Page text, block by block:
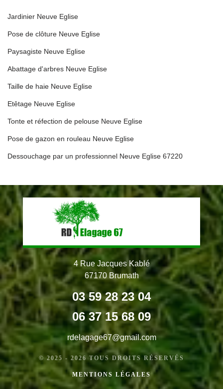
Jardinier Neuve Eglise
Pose de clôture Neuve Eglise
Paysagiste Neuve Eglise
Abattage d'arbres Neuve Eglise
Taille de haie Neuve Eglise
Etêtage Neuve Eglise
Tonte et réfection de pelouse Neuve Eglise
Pose de gazon en rouleau Neuve Eglise
Dessouchage par un professionnel Neuve Eglise 67220
4 Rue Jacques Kablé
67170 Brumath
03 59 28 23 04
06 37 15 68 09
rdelagage67@gmail.com
© 2025 - 2026 TOUS DROITS RÉSERVÉS
MENTIONS LÉGALES